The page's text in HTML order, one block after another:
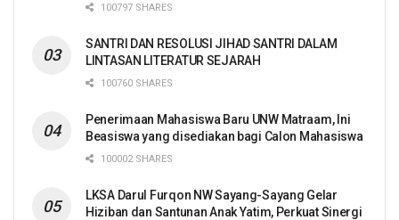
100797 SHARES
SANTRI DAN RESOLUSI JIHAD SANTRI DALAM
LINTASAN LITERATUR SEJARAH
100760 SHARES
Penerimaan Mahasiswa Baru UNW Matraam, Ini
Beasiswa yang disediakan bagi Calon Mahasiswa
100002 SHARES
LKSA Darul Furqon NW Sayang-Sayang Gelar
Hiziban dan Santunan Anak Yatim, Perkuat Sinergi